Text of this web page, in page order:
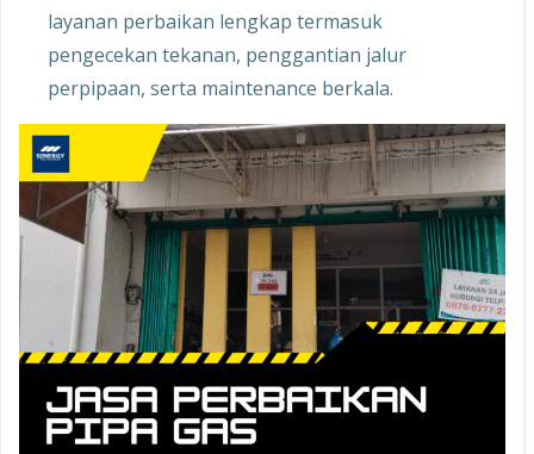
layanan perbaikan lengkap termasuk
pengecekan tekanan, penggantian jalur
perpipaan, serta maintenance berkala.